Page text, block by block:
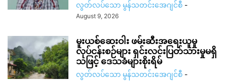
လွတ်လပ်သော မွန်သတင်းအေဂျင်စီ -
August 9, 2026
မူးယစ်ဆေးဝါး ဖမ်းဆီးအရေးယူမှု
လုပ်ငန်းစဉ်များ ရှင်းလင်းပြတ်သားမှုမရှိ
သဖြင့် ဒေသခံများစိုးရိမ်
လွတ်လပ်သော မွန်သတင်းအေဂျင်စီ -